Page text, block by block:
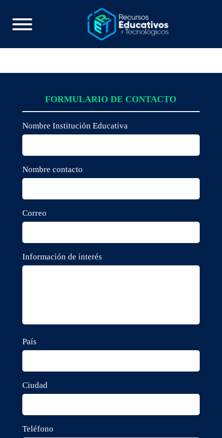
FORMULARIO DE CONTACTO
Nombre Institución Educativa
Nombre contacto
Correo
Información de interés
País
Ciudad
Teléfono